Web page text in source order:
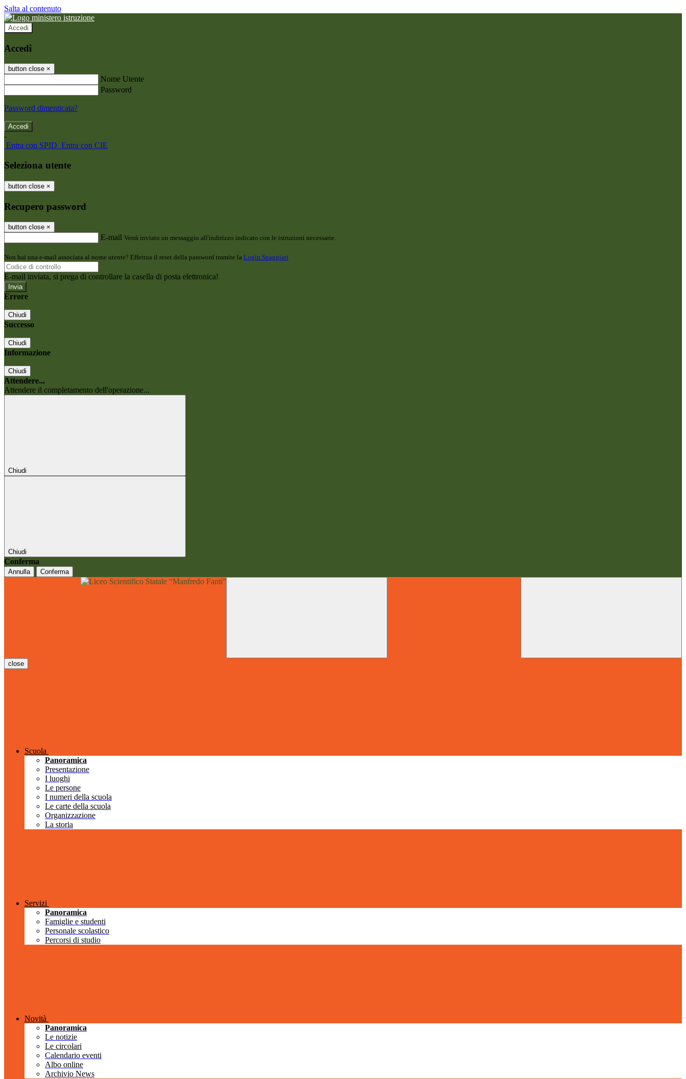
Salta al contenuto
Accedi
Accedi
button close ×
Nome Utente
Password
Password dimenticata?
-
Entra con SPID Entra con CIE
Seleziona utente
button close ×
Recupero password
button close ×
E-mail Verrà inviato un messaggio all'indirizzo indicato con le istruzioni necessarie.
Non hai una e-mail associata al nome utente? Effettua il reset della password tramite la Login Spaggiari
E-mail inviata, si prega di controllare la casella di posta elettronica!
Errore
Chiudi
Successo
Chiudi
Informazione
Chiudi
Attendere...
Attendere il completamento dell'operazione...
Chiudi
Chiudi
Conferma
Annulla Conferma
close
Scuola
Panoramica
Presentazione
I luoghi
Le persone
I numeri della scuola
Le carte della scuola
Organizzazione
La storia
Servizi
Panoramica
Famiglie e studenti
Personale scolastico
Percorsi di studio
Novità
Panoramica
Le notizie
Le circolari
Calendario eventi
Albo online
Archivio News